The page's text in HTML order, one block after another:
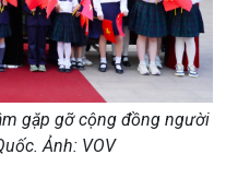
gặp gỡ cộng đồng người
Ảnh: VOV